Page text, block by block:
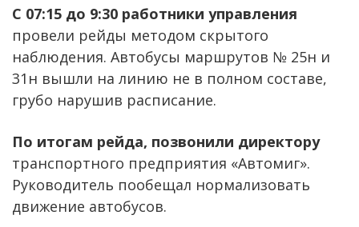
C 07:15 до 9:30 работники управления
провели рейды методом скрытого
наблюдения. Автобусы маршрутов № 25н и
31н вышли на линию не в полном составе,
грубо нарушив расписание.
По итогам рейда, позвонили директору
транспортного предприятия «Автомиг».
Руководитель пообещал нормализовать
движение автобусов.